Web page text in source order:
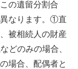
の遺留分割合
なります。①直
被相続人の財産
どのみの場合、
場合、配偶者と